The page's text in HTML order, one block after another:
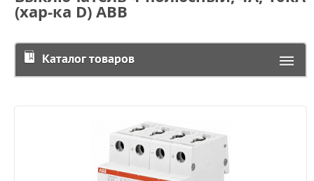
(хар-ка D) ABB
Каталог товаров